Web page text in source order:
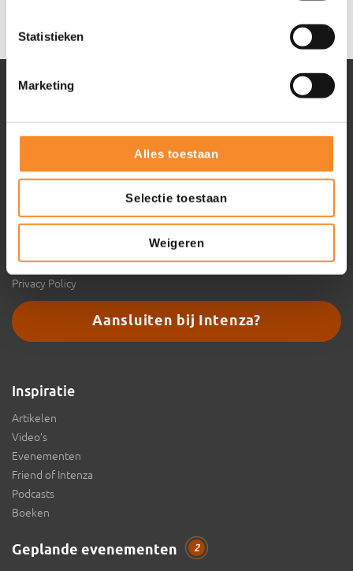
Statistieken
Marketing
Alles toestaan
Selectie toestaan
Weigeren
Intenza
Onze aanpak
Training & Coaching
Voorwaarden
Privacy Policy
Aansluiten bij Intenza?
Inspiratie
Artikelen
Video’s
Evenementen
Friend of Intenza
Podcasts
Boeken
Geplande evenementen 2